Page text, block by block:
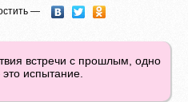
—
встречи с прошлым, одно
испытание.